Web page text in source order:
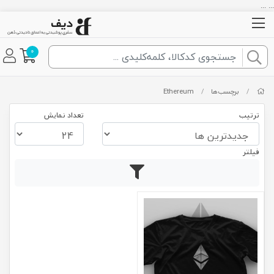
... ...
0
/ برچسب‌ها /
Ethereum
ترتیب تعداد نمایش
فیلتر